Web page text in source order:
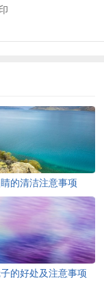
的清洁注意事项
的好处及注意事项